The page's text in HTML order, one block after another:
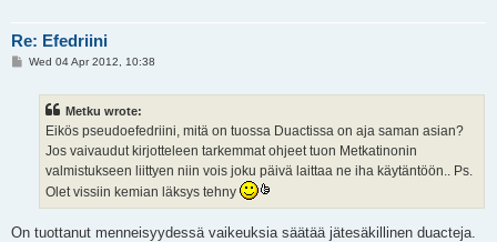
Re: Efedriini
PWed 04 Apr 2012, 10:38
Metku wrote:
Eikös pseudoefedriini, mitä on tuossa Duactissa on aja saman asian?
Jos vaivaudut kirjotteleen tarkemmat ohjeet tuon Metkatinonin
valmistukseen liittyen niin vois joku päivä laittaa ne iha käytäntöön.. Ps.
Olet vissiin kemian läksys tehny
On tuottanut menneisyydessä vaikeuksia säätää jätesäkillinen duacteja.